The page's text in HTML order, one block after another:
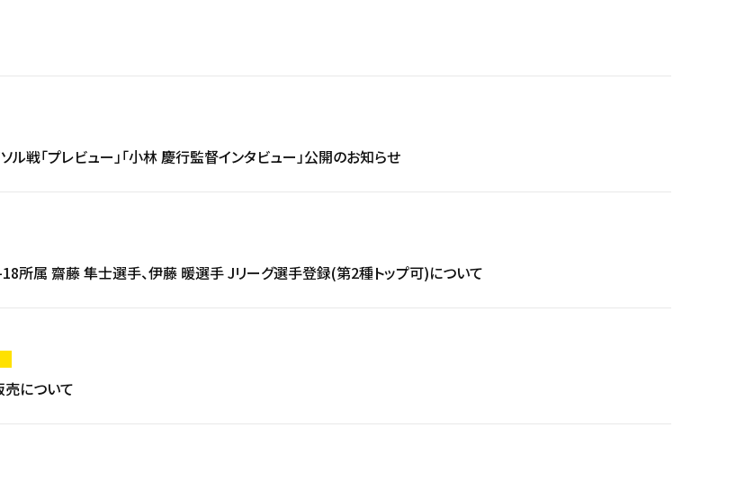
ル戦「プレビュー」「小林 慶行監督インタビュー」公開のお知らせ
18所属 齋藤 隼士選手、伊藤 暖選手 Jリーグ選手登録(第2種トップ可)について
について